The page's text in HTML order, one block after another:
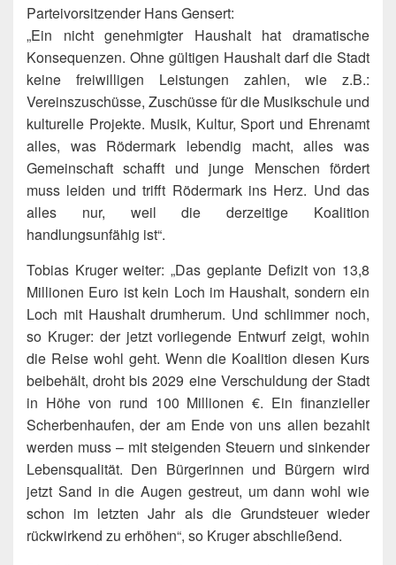
Parteivorsitzender Hans Gensert:
„Ein nicht genehmigter Haushalt hat dramatische
Konsequenzen. Ohne gültigen Haushalt darf die Stadt
keine freiwilligen Leistungen zahlen, wie z.B.:
Vereinszuschüsse, Zuschüsse für die Musikschule und
kulturelle Projekte. Musik, Kultur, Sport und Ehrenamt
alles, was Rödermark lebendig macht, alles was
Gemeinschaft schafft und junge Menschen fördert
muss leiden und trifft Rödermark ins Herz. Und das
alles nur, weil die derzeitige Koalition
handlungsunfähig ist“.
Tobias Kruger weiter: „Das geplante Defizit von 13,8
Millionen Euro ist kein Loch im Haushalt, sondern ein
Loch mit Haushalt drumherum. Und schlimmer noch,
so Kruger: der jetzt vorliegende Entwurf zeigt, wohin
die Reise wohl geht. Wenn die Koalition diesen Kurs
beibehält, droht bis 2029 eine Verschuldung der Stadt
in Höhe von rund 100 Millionen €. Ein finanzieller
Scherbenhaufen, der am Ende von uns allen bezahlt
werden muss – mit steigenden Steuern und sinkender
Lebensqualität. Den Bürgerinnen und Bürgern wird
jetzt Sand in die Augen gestreut, um dann wohl wie
schon im letzten Jahr als die Grundsteuer wieder
rückwirkend zu erhöhen“, so Kruger abschließend.